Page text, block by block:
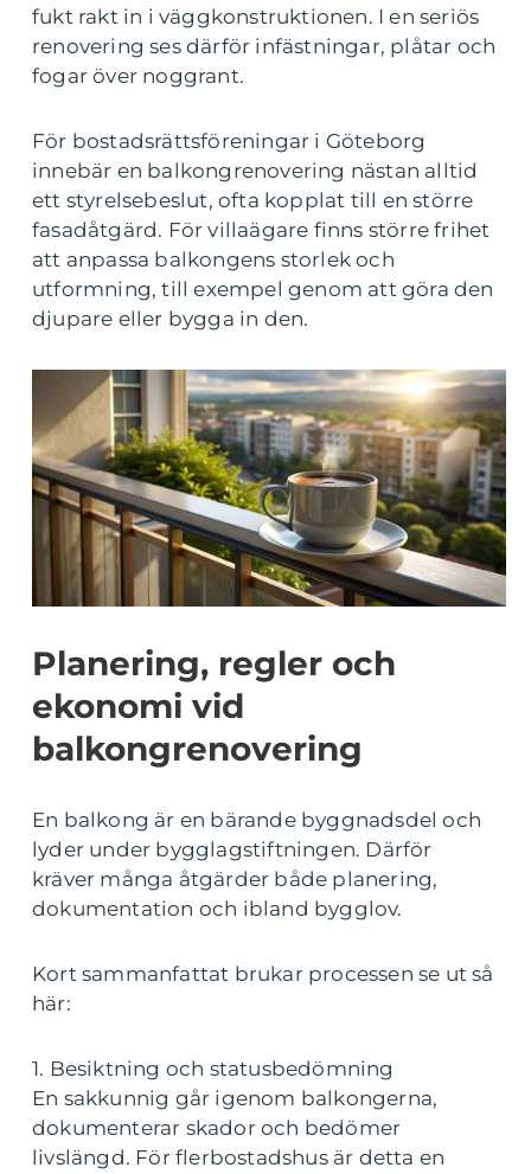
fukt rakt in i väggkonstruktionen. I en seriös
renovering ses därför infästningar, plåtar och
fogar över noggrant.
För bostadsrättsföreningar i Göteborg
innebär en balkongrenovering nästan alltid
ett styrelsebeslut, ofta kopplat till en större
fasadåtgärd. För villaägare finns större frihet
att anpassa balkongens storlek och
utformning, till exempel genom att göra den
djupare eller bygga in den.
Planering, regler och
ekonomi vid
balkongrenovering
En balkong är en bärande byggnadsdel och
lyder under bygglagstiftningen. Därför
kräver många åtgärder både planering,
dokumentation och ibland bygglov.
Kort sammanfattat brukar processen se ut så
här:
1. Besiktning och statusbedömning
En sakkunnig går igenom balkongerna,
dokumenterar skador och bedömer
livslängd. För flerbostadshus är detta en